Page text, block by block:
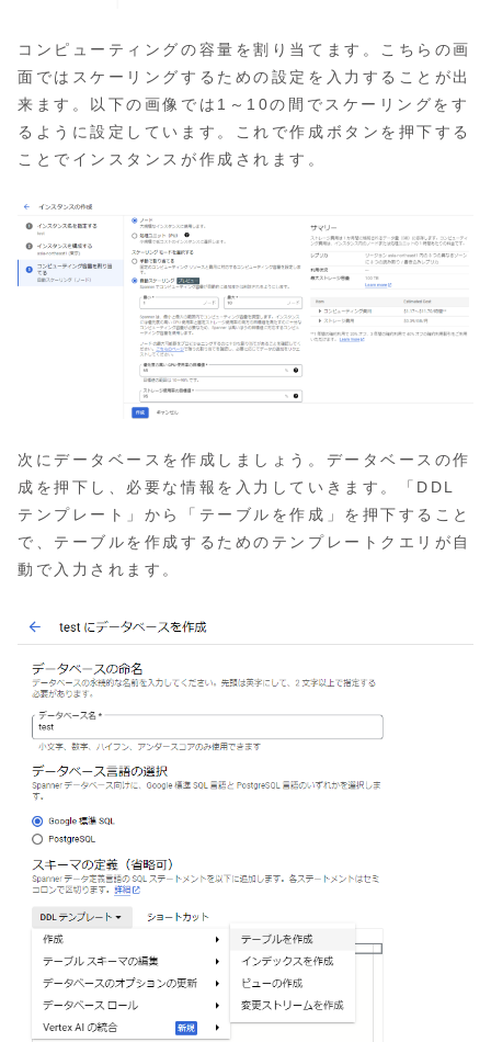
コンピューティングの容量を割り当てます。こちらの画
面ではスケーリングするための設定を入力することが出
来ます。以下の画像では1～10の間でスケーリングをす
るように設定しています。これで作成ボタンを押下する
ことでインスタンスが作成されます。
次にデータベースを作成しましょう。データベースの作
成を押下し、必要な情報を入力していきます。「DDL
テンプレート」から「テーブルを作成」を押下すること
で、テーブルを作成するためのテンプレートクエリが自
動で入力されます。